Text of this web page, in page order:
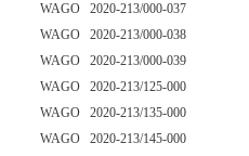
WAGO 2020-213/000-037
WAGO 2020-213/000-038
WAGO 2020-213/000-039
WAGO 2020-213/125-000
WAGO 2020-213/135-000
WAGO 2020-213/145-000